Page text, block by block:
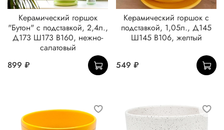
Керамический горшок
"Бутон" с подставкой, 2,4л.,
Д173 Ш173 В160, нежно-
салатовый
899 ₽
Керамический горшок с
подставкой, 1,05л., Д145
Ш145 В106, желтый
549 ₽